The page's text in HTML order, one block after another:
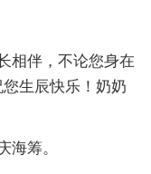
相伴，不论您身在
生辰快乐！奶奶
海筹。